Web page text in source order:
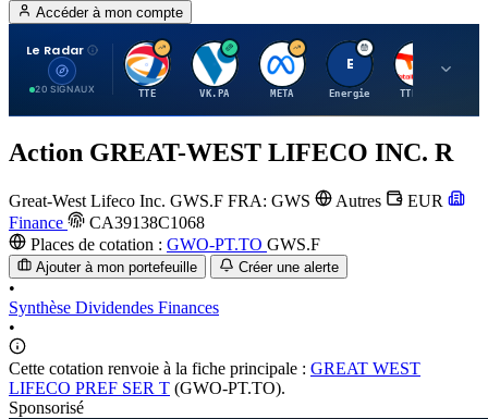
Accéder à mon compte
Le Radar
20 SIGNAUX
T
TTE
V
VK.PA
M
META
E
Energie
T
TTE.PA
Action GREAT-WEST LIFECO INC. R
Great-West Lifeco Inc. GWS.F FRA: GWS Autres
EUR
Finance
CA39138C1068
Places de cotation : GWO-PT.TO GWS.F
Ajouter à mon portefeuille Créer une alerte
•
Synthèse Dividendes Finances
•
Cette cotation renvoie à la fiche principale : GREAT WEST
LIFECO PREF SER T (GWO-PT.TO).
Sponsorisé